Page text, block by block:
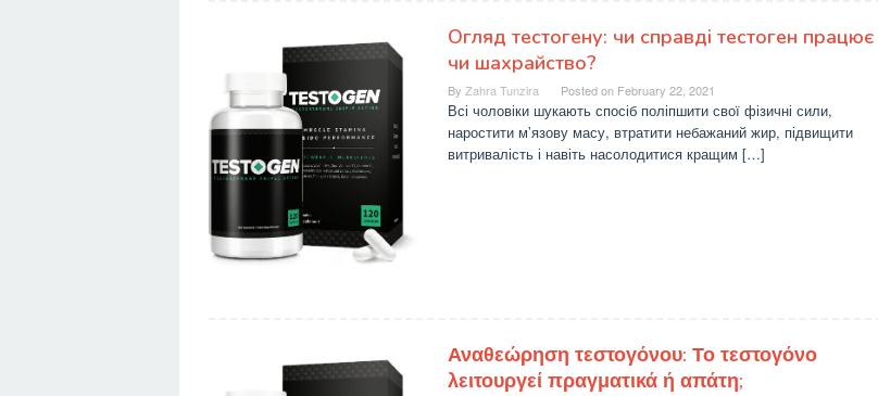
Огляд тестогену: чи справді тестоген працює
чи шахрайство?
By Zahra Tunzira Posted on February 22, 2021
Всі чоловіки шукають спосіб поліпшити свої фізичні сили,
наростити м’язову масу, втратити небажаний жир, підвищити
витривалість і навіть насолодитися кращим […]
Αναθεώρηση τεστογόνου: Το τεστογόνο
λειτουργεί πραγματικά ή απάτη;